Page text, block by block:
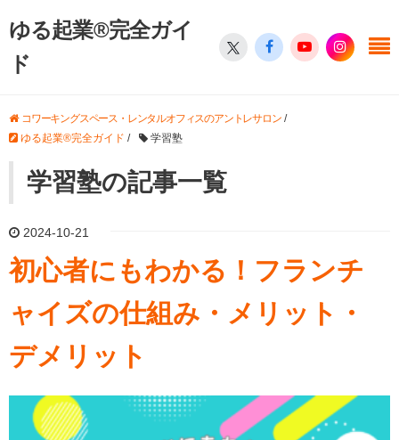
ゆる起業®完全ガイ
ド
コワーキングスペース・レンタルオフィスのアントレサロン/
ゆる起業®完全ガイド / 学習塾
学習塾の記事一覧
2024-10-21
初心者にもわかる！フランチ
ャイズの仕組み・メリット・
デメリット